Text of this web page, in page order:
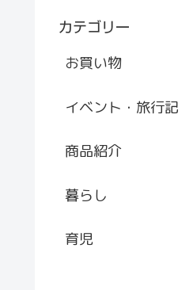
カテゴリー
お買い物
イベント・旅行記
商品紹介
暮らし
育児